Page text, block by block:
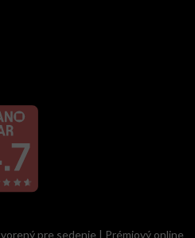
pre sedenie | Prémiový online